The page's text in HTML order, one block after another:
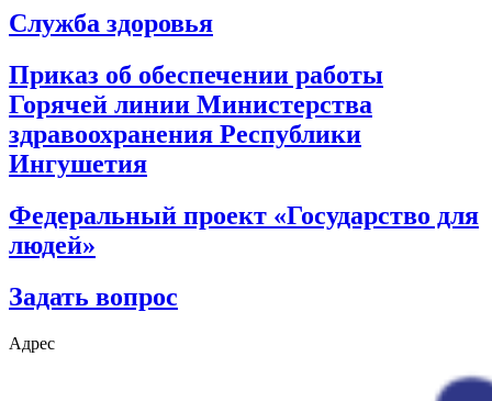
Служба здоровья
Приказ об обеспечении работы
Горячей линии Министерства
здравоохранения Республики
Ингушетия
Федеральный проект «Государство для
людей»
Задать вопрос
Адрес